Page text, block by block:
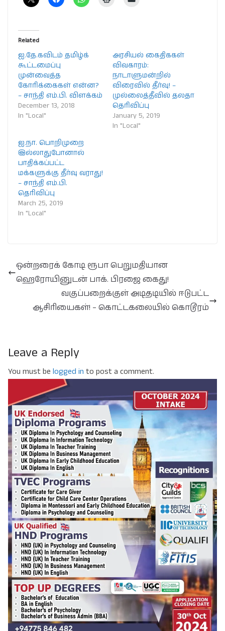
Related
ஐ.தே.கவிடம் தமிழ்க்
கூட்டமைப்பு
முன்வைத்த
கோரிக்கைகள் என்ன?
– சாந்தி எம்.பி. விளக்கம்
December 13, 2018
In "Local"
அரசியல் கைதிககள்
விவகாரம்:
நாடாளுமன்றில்
விரைவில் தீர்வு! –
முல்லைத்தீவில் தலதா
தெரிவிப்பு
January 5, 2019
In "Local"
ஐ.நா. பொறிமுறை
இல்லாதுபோனால்
பாதிக்கப்பட்ட
மக்களுக்கு தீர்வு வராது!
– சாந்தி எம்.பி.
தெரிவிப்பு
March 25, 2019
In "Local"
ஒன்றரைக் கோடி ரூபா பெறுமதியான
ஹெரோயினுடன் பாக். பிரஜை கைது!
வகுப்பறைக்குள் அடிதடியில் ஈடுபட்ட
ஆசிரியைகள்! – கொட்டகலையில் கொடூரம்
Leave a Reply
You must be logged in to post a comment.